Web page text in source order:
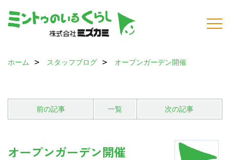
ホーム スタッフブログ オープンガーデン開催
前の記事 一覧 次の記事
オープンガーデン開催